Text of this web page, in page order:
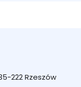
222 Rzeszów